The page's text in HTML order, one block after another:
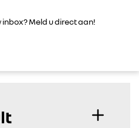
Meld u direct aan!